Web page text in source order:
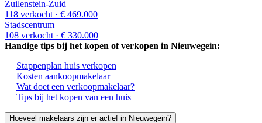
Zuilenstein-Zuid
118 verkocht · € 469.000
Stadscentrum
108 verkocht · € 330.000
Handige tips bij het kopen of verkopen in Nieuwegein:
Stappenplan huis verkopen
Kosten aankoopmakelaar
Wat doet een verkoopmakelaar?
Tips bij het kopen van een huis
Hoeveel makelaars zijn er actief in Nieuwegein?